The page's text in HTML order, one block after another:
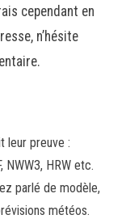
cependant en
n’hésite
leur preuve :
NWW3, HRW etc.
parlé de modèle,
météos.